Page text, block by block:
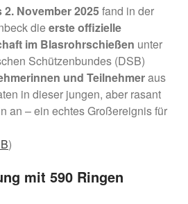
Vorstandshistorie
Ortskartell Pullach
Schießsport
Blasrohr
Luftgewehr
Luftpistole
Homepage alt
November 2025fand in der
dieerste offizielle
im Blasrohrschießen unter
Schützenbundes (DSB)
und Teilnehmeraus
in dieser jungen, aber rasant
an – ein echtes Großereignis für
)
mit 590 Ringen